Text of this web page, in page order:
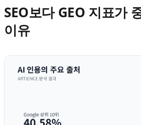
SEO보다 GEO 지표가
이유